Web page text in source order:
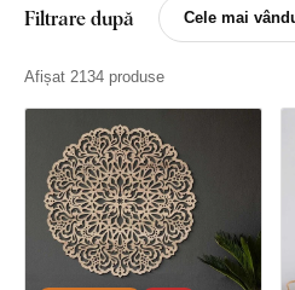
Filtrare după
Afișat 2134 produse